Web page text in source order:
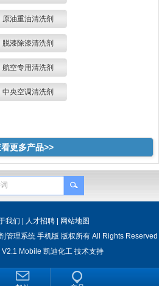
原油重油清洗剂
脱漆除漆清洗剂
航空专用清洗剂
中央空调清洗剂
更多产品>>
我们 | 人才招聘| 网站地图
管理系统 手机版 版权所有 All Rights Reserved
V2.1 Mobile 凯迪化工 技术支持